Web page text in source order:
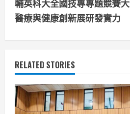
i
n
u
e
R
輔英科大全國技專專題競賽
醫療與健康創新展研發實力
RELATED STORIES